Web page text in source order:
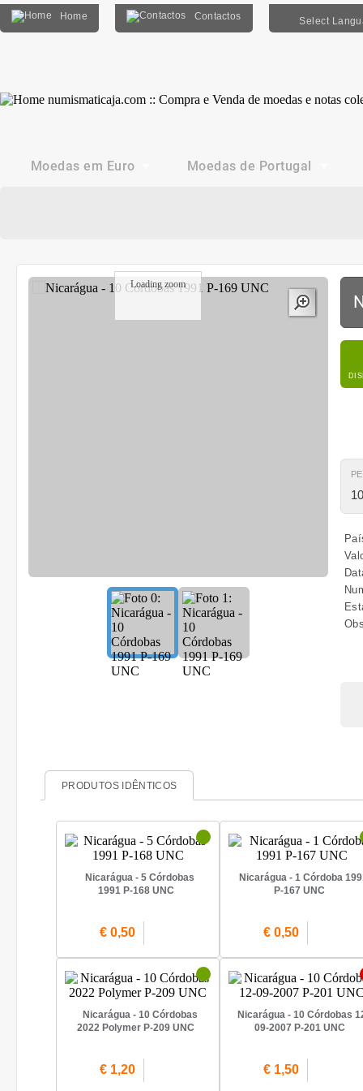
Home Contactos Select
Moedas em Euro Moedas de Portugal
Loading zoom
PRODUTOS IDÊNTICOS
Nicarágua - 5 Córdobas
1991 P-168 UNC
€ 0,50
Nicarágua - 1 Córdoba
P-167 UNC
€ 0,50
Nicarágua - 10 Córdobas
2022 Polymer P-209 UNC
€ 1,20
Nicarágua - 10 Córdobas
09-2007 P-201 UNC
€ 1,50